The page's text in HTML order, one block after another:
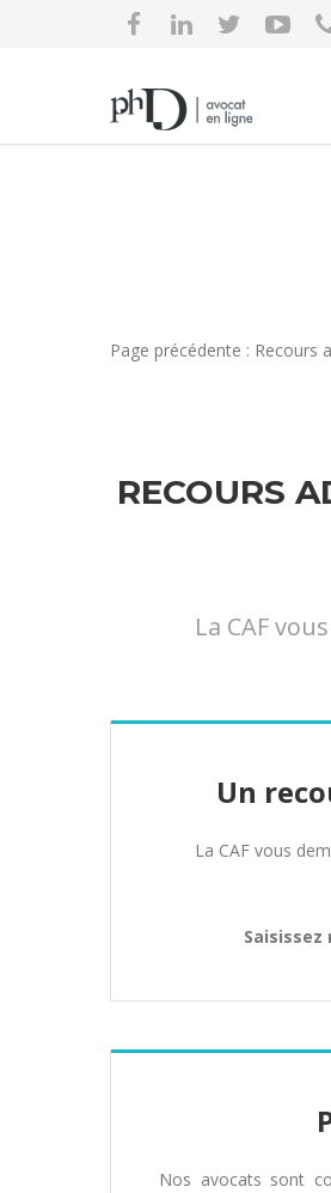
Page précédente :
RECOURS
La CAF
Un
La CAF vous
Nos avocats sont